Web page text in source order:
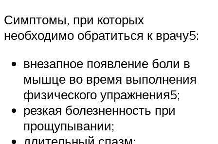
Симптомы, при которых
необходимо обратиться к врачу5:
внезапное появление боли в
мышце во время выполнения
физического упражнения5;
резкая болезненность при
прощупывании;
длительный спазм;